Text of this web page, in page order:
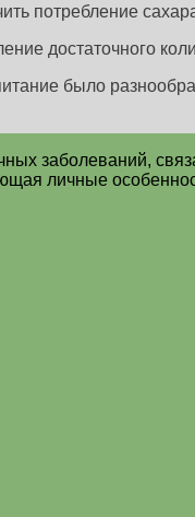
потребление
достаточного
было
заболеваний,
личные